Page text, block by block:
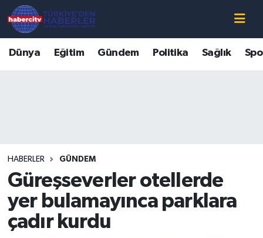
Dünya Eğitim Gündem Politika Sağlık
HABERLER GÜNDEM
Güreşseverler otellerde
yer bulamayınca parklara
çadır kurdu
Süper Lig Puan Durumu ve Fikstür
Tüm Manşetler
Son Dakika Haberleri